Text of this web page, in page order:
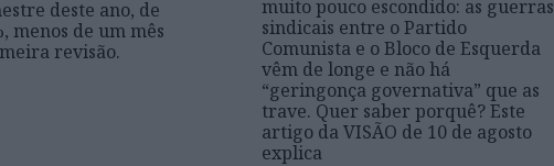
deste ano, de
menos de um mês
revisão.
muito pouco escondido: as guerras
sindicais entre o Partido
Comunista e o Bloco de Esquerda
vêm de longe e não há
“geringonça governativa” que as
trave. Quer saber porquê? Este
artigo da VISÃO de 10 de agosto
explica